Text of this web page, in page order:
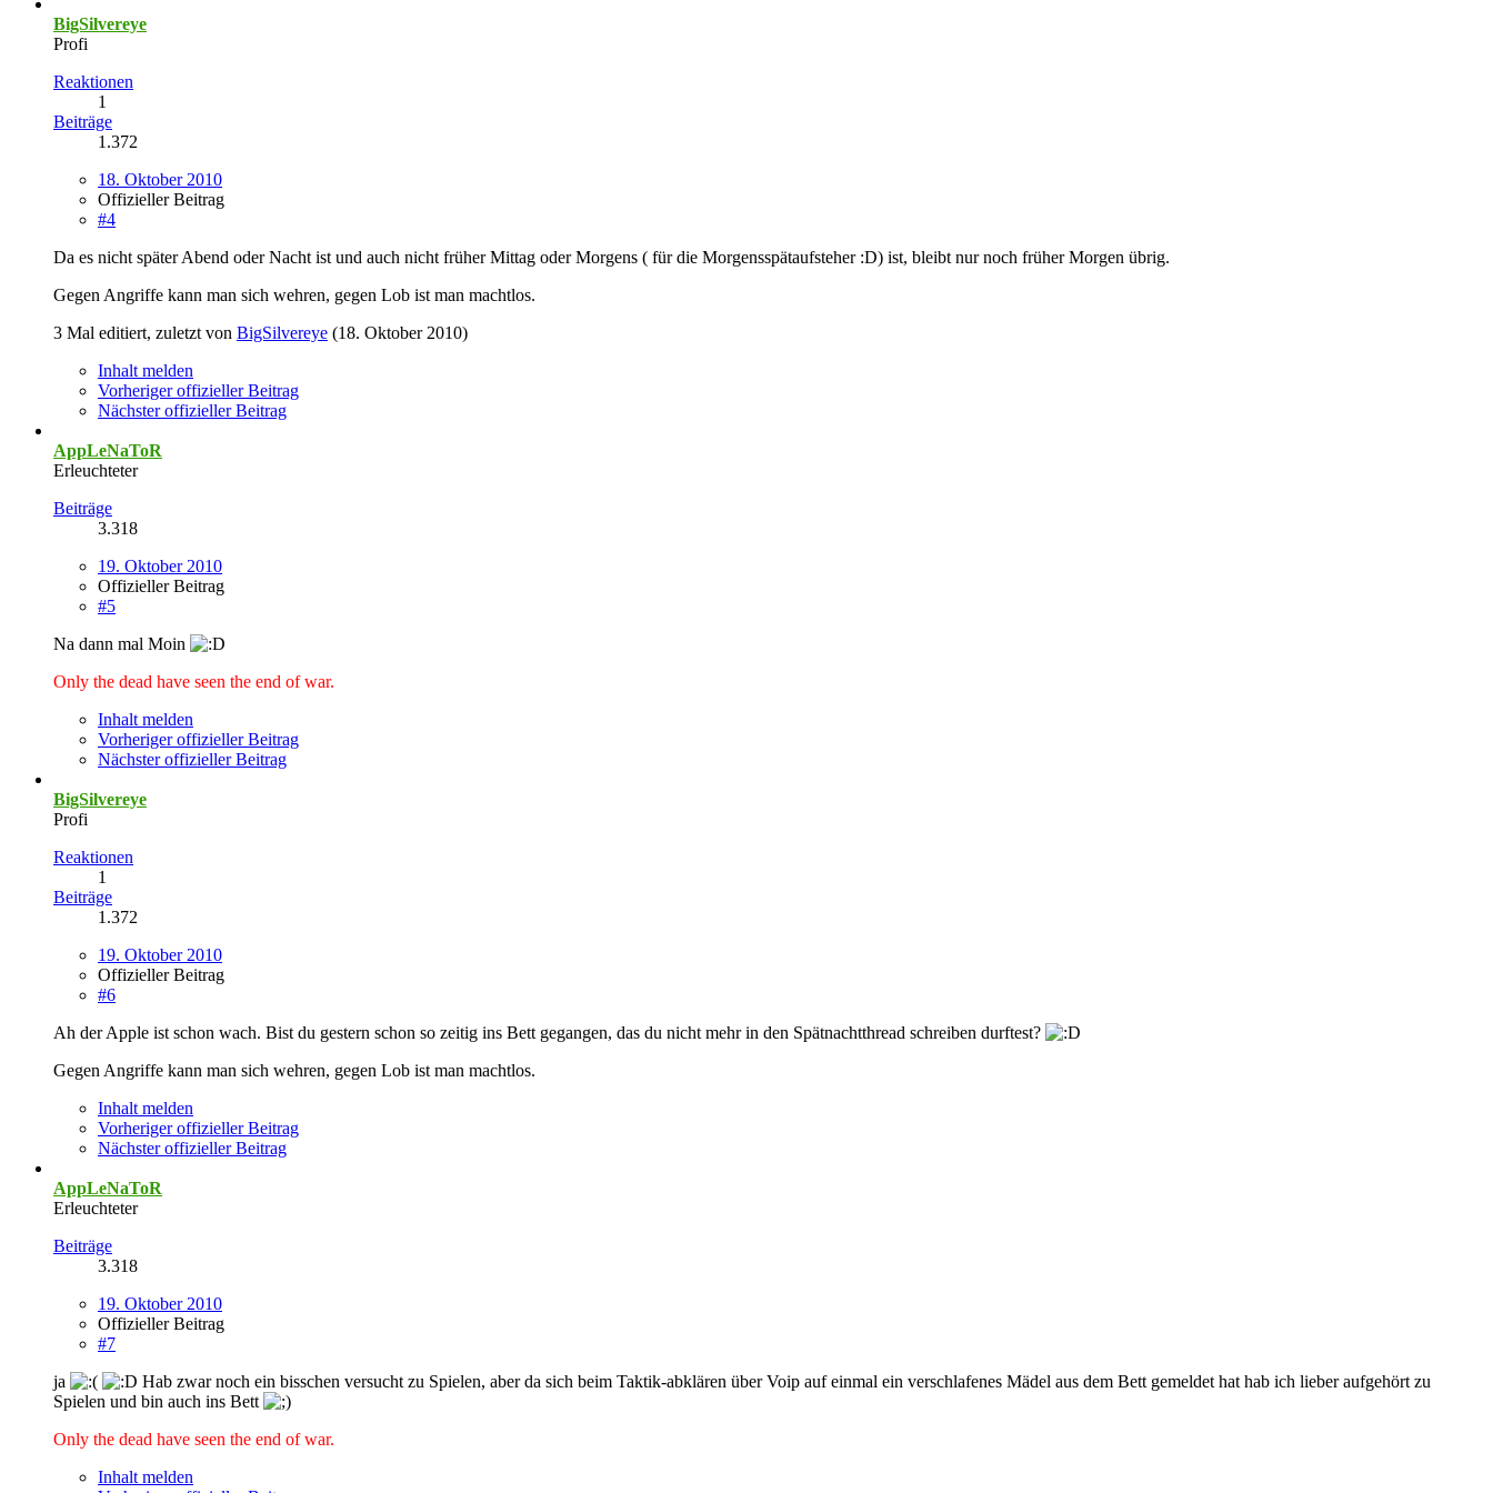
BigSilvereye
Profi
Reaktionen
1
Beiträge
1.372
18. Oktober 2010
Offizieller Beitrag
#4
Da es nicht später Abend oder Nacht ist und auch nicht früher Mittag oder Morgens ( für die Morgensspätaufsteher :D) ist, bleibt nur noch früher Morgen übrig.
Gegen Angriffe kann man sich wehren, gegen Lob ist man machtlos.
3 Mal editiert, zuletzt von BigSilvereye (18. Oktober 2010)
Inhalt melden
Vorheriger offizieller Beitrag
Nächster offizieller Beitrag
AppLeNaToR
Erleuchteter
Beiträge
3.318
19. Oktober 2010
Offizieller Beitrag
#5
Na dann mal Moin
Only the dead have seen the end of war.
Inhalt melden
Vorheriger offizieller Beitrag
Nächster offizieller Beitrag
BigSilvereye
Profi
Reaktionen
1
Beiträge
1.372
19. Oktober 2010
Offizieller Beitrag
#6
Ah der Apple ist schon wach. Bist du gestern schon so zeitig ins Bett gegangen, das du nicht mehr in den Spätnachtthread schreiben durftest?
Gegen Angriffe kann man sich wehren, gegen Lob ist man machtlos.
Inhalt melden
Vorheriger offizieller Beitrag
Nächster offizieller Beitrag
AppLeNaToR
Erleuchteter
Beiträge
3.318
19. Oktober 2010
Offizieller Beitrag
#7
ja
Hab zwar noch ein bisschen versucht zu Spielen, aber da sich beim Taktik-abklären über Voip auf einmal ein verschlafenes Mädel aus dem Bett gemeldet hat hab ich lieber aufgehört zu
Spielen und bin auch ins Bett
Only the dead have seen the end of war.
Inhalt melden